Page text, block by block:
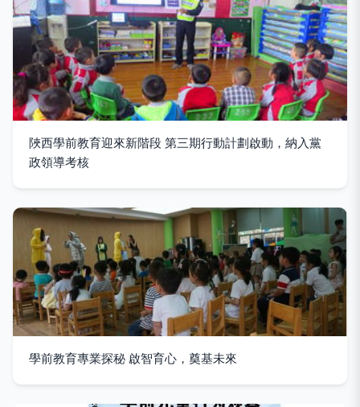
陜西學前教育迎來新階段 第三期行動計劃啟動，納入黨
政領導考核
學前教育專業探秘 啟智育心，奠基未來